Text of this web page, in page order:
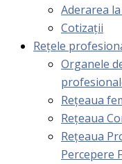
Aderarea la
Cotizaţii
Rețele
Organele
Rețeaua
Rețeaua
Rețeaua
Percepere